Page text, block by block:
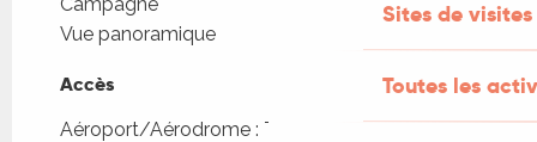
Sites de visites
Toutes les
Vue panoramique
Accès
Accès
Aéroport/Aérodrome : Toulouse à 158km